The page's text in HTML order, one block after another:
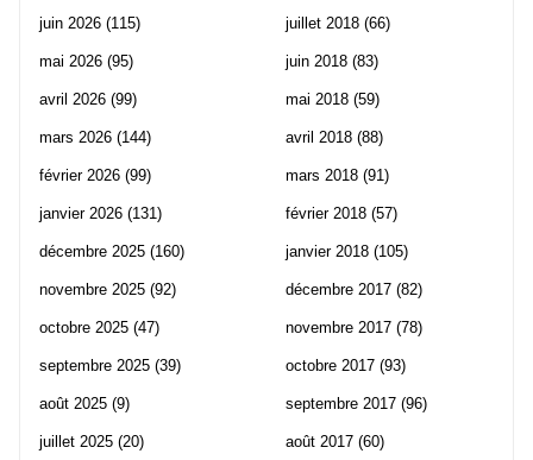
juin 2026 (115)
mai 2026 (95)
avril 2026 (99)
mars 2026 (144)
février 2026 (99)
janvier 2026 (131)
décembre 2025 (160)
novembre 2025 (92)
octobre 2025 (47)
septembre 2025 (39)
août 2025 (9)
juillet 2025 (20)
juillet 2018 (66)
juin 2018 (83)
mai 2018 (59)
avril 2018 (88)
mars 2018 (91)
février 2018 (57)
janvier 2018 (105)
décembre 2017 (82)
novembre 2017 (78)
octobre 2017 (93)
septembre 2017 (96)
août 2017 (60)